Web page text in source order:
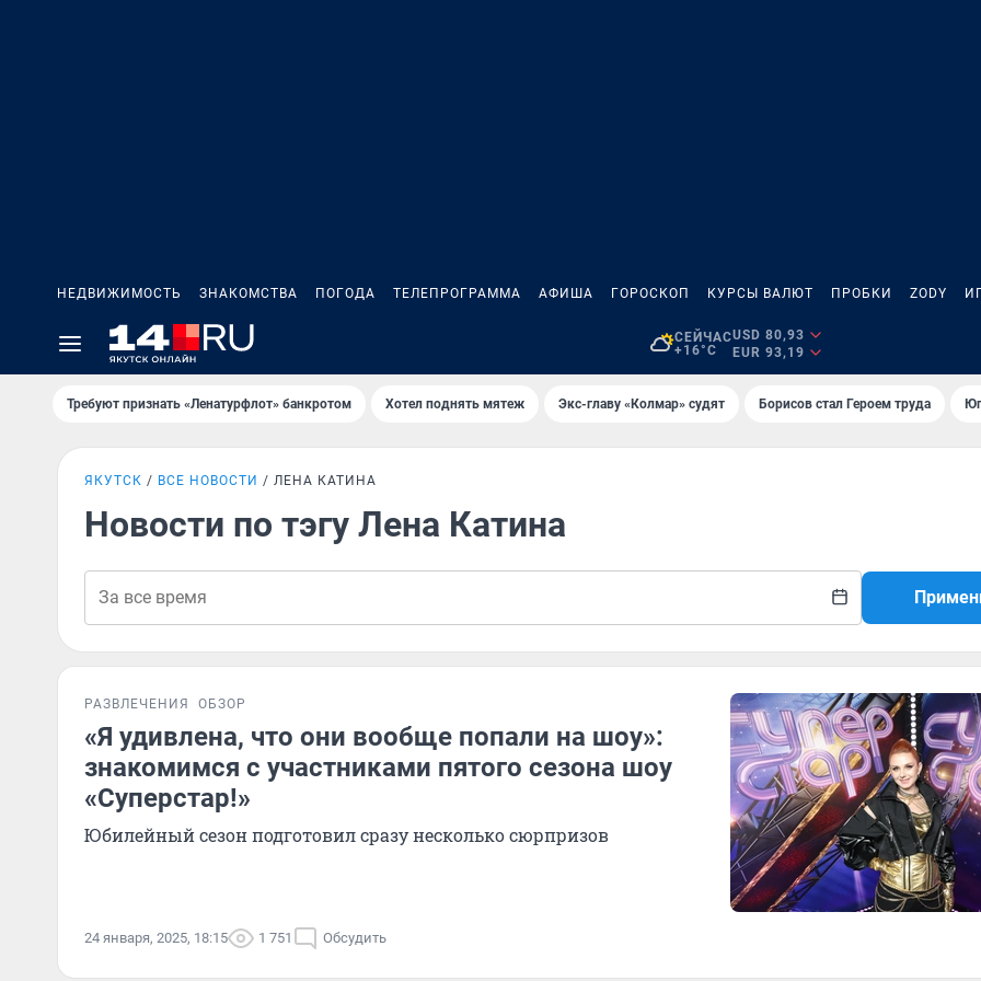
НЕДВИЖИМОСТЬ ЗНАКОМСТВА ПОГОДА ТЕЛЕПРОГРАММА АФИША ГОРОСКОП КУРСЫ ВАЛЮТ ПРОБКИ ZODY
СЕЙЧАС
+16°C
USD 80,93
EUR 93,19
Требуют признать «Ленатурфлот» банкротом Хотел поднять мятеж Экс-главу «Колмар» судят Борисов стал Героем труда
ЯКУТСК ВСЕ НОВОСТИ ЛЕНА КАТИНА
Новости по тэгу Лена Катина
РАЗВЛЕЧЕНИЯ ОБЗОР
«Я удивлена, что они вообще попали на шоу»:
знакомимся с участниками пятого сезона шоу
«Суперстар!»
Юбилейный сезон подготовил сразу несколько сюрпризов
24 января, 2025, 18:15 1 751 Обсудить